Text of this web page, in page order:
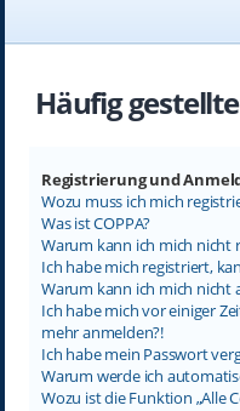
Häufig
Registrierung und
Wozu muss ich mich
Was ist COPPA?
Warum kann ich mich nicht
Ich habe mich registriert,
Warum kann ich mich nicht
Ich habe mich vor einiger
mehr anmelden?!
Ich habe mein Passwort
Warum werde ich
Wozu ist die Funktion „Alle